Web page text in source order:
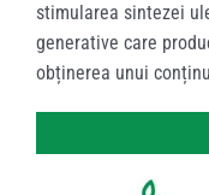
stimularea sintezei
generative care
obținerea unui